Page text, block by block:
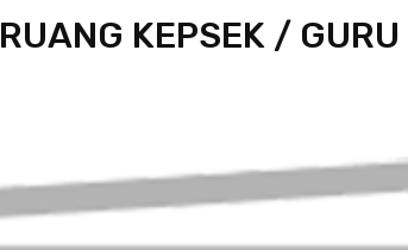
RUANG KEPSEK / GURU